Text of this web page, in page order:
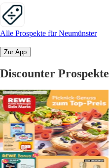
Alle Prospekte für Neumünster
Zur App
Discounter Prospekte